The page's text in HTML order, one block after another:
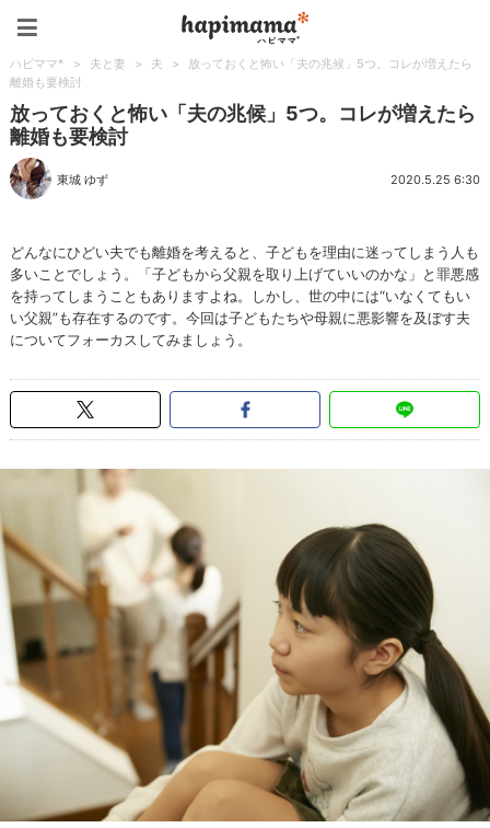
ハピママ* > 夫と妻 > 夫 >
放っておくと怖い「夫の兆候」5つ。コレが増えたら
離婚も要検討
放っておくと怖い「夫の兆候」5つ。コレが増えたら
離婚も要検討
東城 ゆず 2020.5.25 6:30
どんなにひどい夫でも離婚を考えると、子どもを理由に迷ってしまう人も
多いことでしょう。「子どもから父親を取り上げていいのかな」と罪悪感
を持ってしまうこともありますよね。しかし、世の中には“いなくてもい
い父親”も存在するのです。今回は子どもたちや母親に悪影響を及ぼす夫
についてフォーカスしてみましょう。